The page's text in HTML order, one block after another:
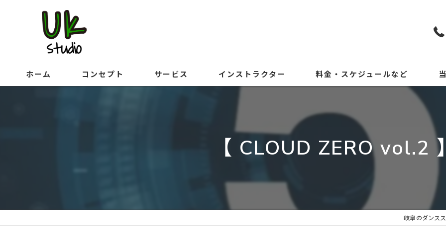
ホーム コンセプト サービス インストラクター 料金・スケジュールなど
初心
小
体験
【 CLOUD ZERO vol.2 】
岐阜のダンス